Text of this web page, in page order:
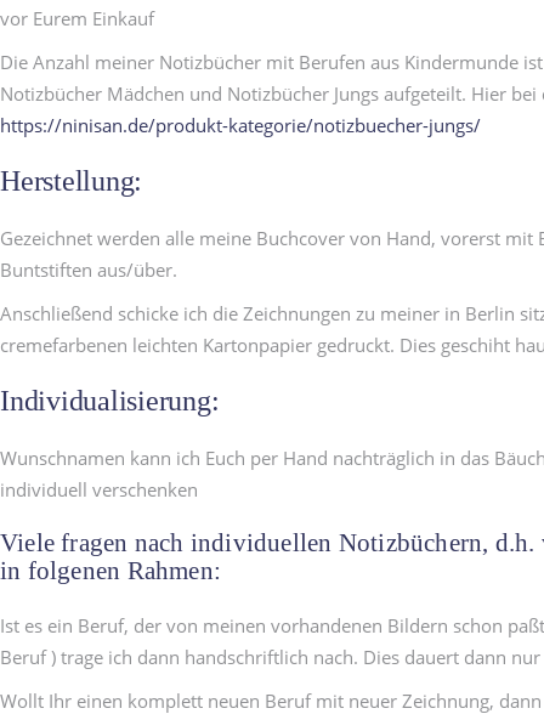
vor Eurem Einkauf
Die Anzahl meiner Notizbücher mit Berufen aus Kindermunde
Notizbücher Mädchen und Notizbücher Jungs aufgeteilt. Hier
https://ninisan.de/produkt-kategorie/notizbuecher-jungs/
Herstellung:
Gezeichnet werden alle meine Buchcover von Hand, vorerst
Buntstiften aus/über.
Anschließend schicke ich die Zeichnungen zu meiner in Berlin
cremefarbenen leichten Kartonpapier gedruckt. Dies geschiht
Individualisierung:
Wunschnamen kann ich Euch per Hand nachträglich in das
individuell verschenken
Viele fragen nach individuellen Notizbüchern,
in folgenen Rahmen:
Ist es ein Beruf, der von meinen vorhandenen Bildern schon
Beruf ) trage ich dann handschriftlich nach. Dies dauert dann
Wollt Ihr einen komplett neuen Beruf mit neuer Zeichnung,